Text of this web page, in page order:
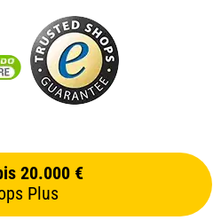
20.000 €
Plus